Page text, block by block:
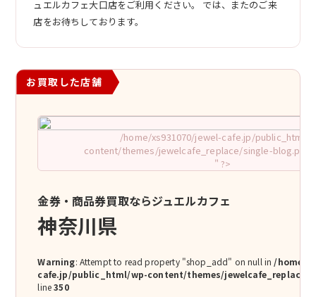
ュエルカフェ大口店をご利用ください。 では、またのご来
店をお待ちしております。
お買取した店舗
/home/xs931070/jewel-cafe.jp/public_html/
content/themes/jewelcafe_replace/single-blog.php
" ?>
金券・商品券買取ならジュエルカフェ
神奈川県
Warning: Attempt to read property "shop_add" on null in /home/
cafe.jp/public_html/wp-content/themes/jewelcafe_replace/
line350